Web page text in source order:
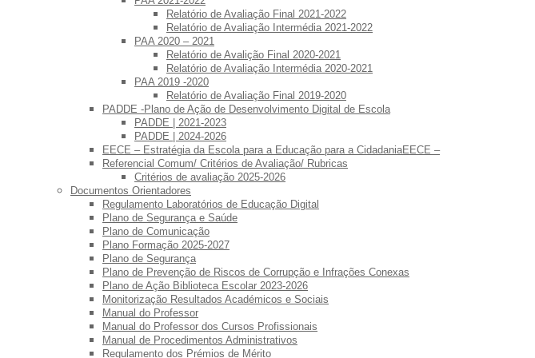
Relatório de Avaliação Final 2021-2022
Relatório de Avaliação Intermédia 2021-2022
PAA 2020 – 2021
Relatório de Avalição Final 2020-2021
Relatório de Avaliação Intermédia 2020-2021
PAA 2019 -2020
Relatório de Avaliação Final 2019-2020
PADDE -Plano de Ação de Desenvolvimento Digital de Escola
PADDE | 2021-2023
PADDE | 2024-2026
EECE – Estratégia da Escola para a Educação para a CidadaniaEECE –
Referencial Comum/ Critérios de Avaliação/ Rubricas
Critérios de avaliação 2025-2026
Documentos Orientadores
Regulamento Laboratórios de Educação Digital
Plano de Segurança e Saúde
Plano de Comunicação
Plano Formação 2025-2027
Plano de Segurança
Plano de Prevenção de Riscos de Corrupção e Infrações Conexas
Plano de Ação Biblioteca Escolar 2023-2026
Monitorização Resultados Académicos e Sociais
Manual do Professor
Manual do Professor dos Cursos Profissionais
Manual de Procedimentos Administrativos
Regulamento dos Prémios de Mérito